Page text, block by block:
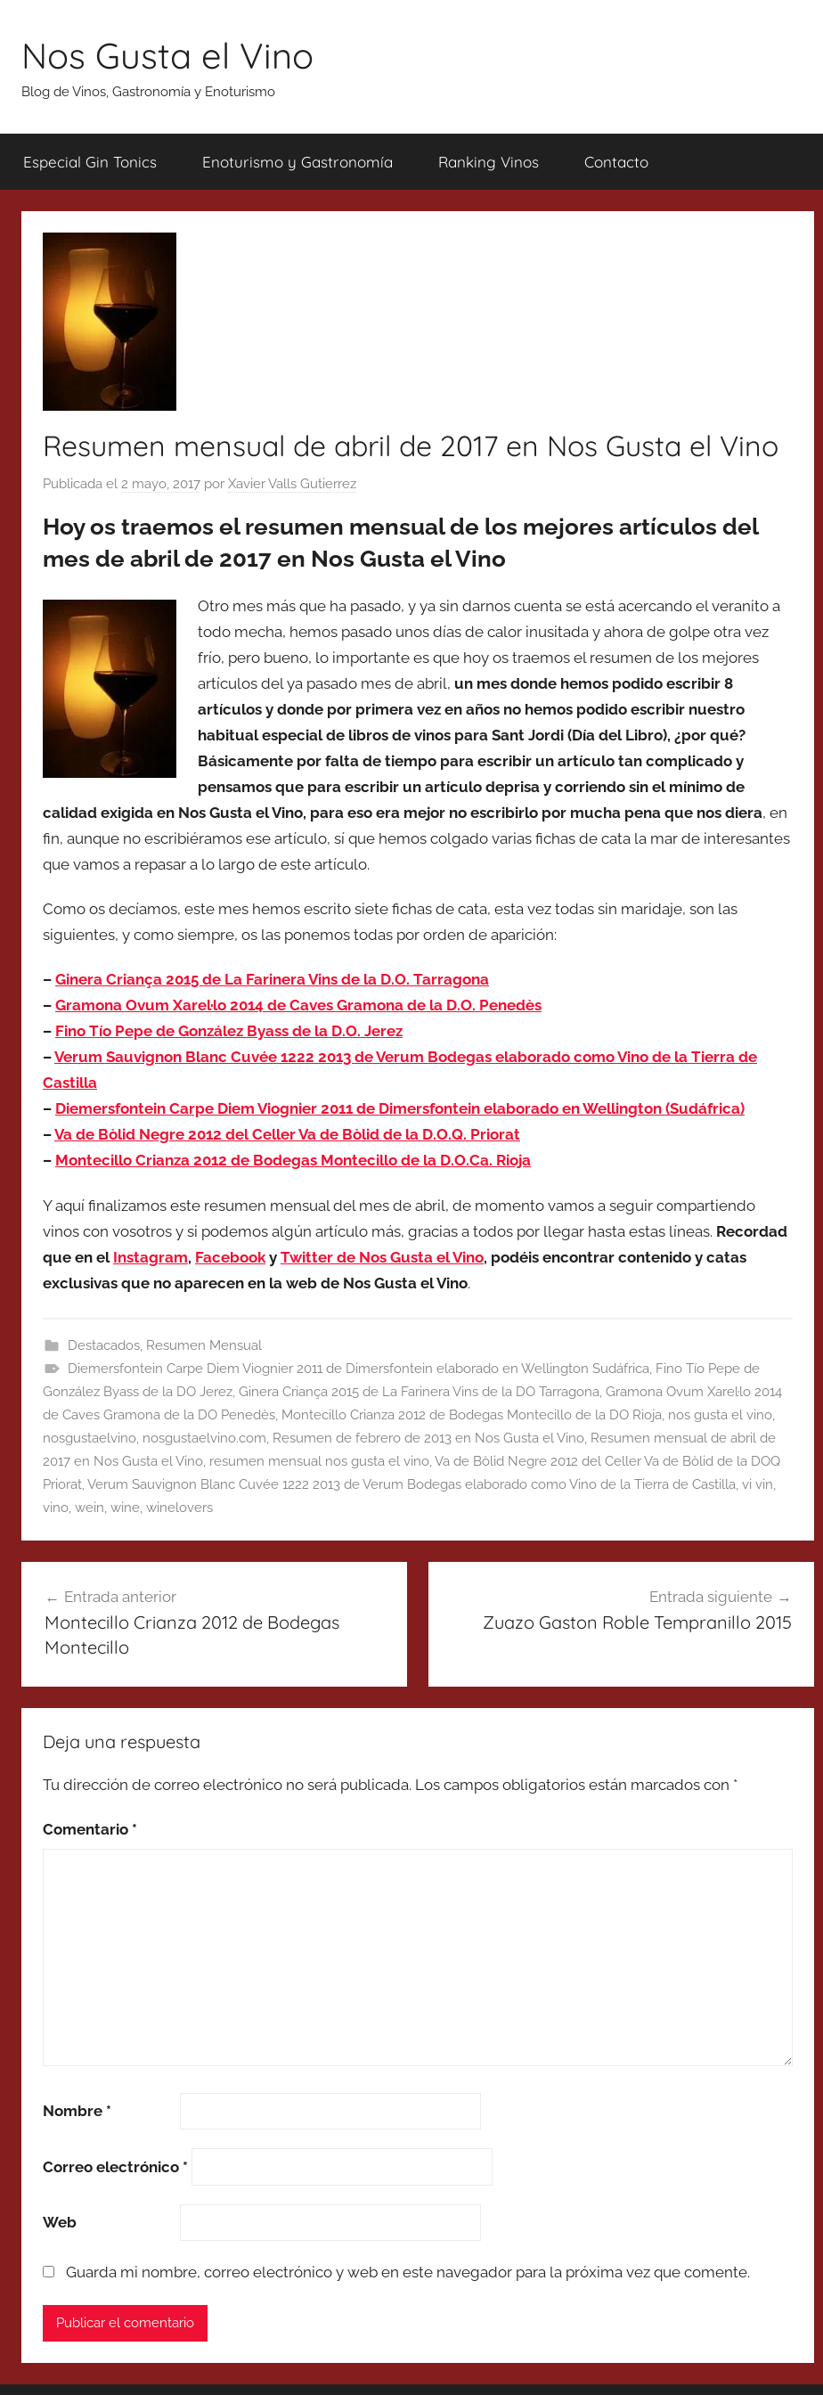
contenido
Nos Gusta el Vino
Blog de Vinos, Gastronomía y Enoturismo
Especial Gin Tonics Enoturismo y Gastronomía Ranking Vinos Contacto
Resumen mensual de abril de 2017 en Nos Gusta el Vino
Publicada el 2 mayo, 2017 por Xavier Valls Gutierrez
Hoy os traemos el resumen mensual de los mejores artículos del
mes de abril de 2017 en Nos Gusta el Vino
Otro mes más que ha pasado, y ya sin darnos cuenta se está acercando el veranito a
todo mecha, hemos pasado unos días de calor inusitada y ahora de golpe otra vez
frío, pero bueno, lo importante es que hoy os traemos el resumen de los mejores
artículos del ya pasado mes de abril, un mes donde hemos podido escribir 8
artículos y donde por primera vez en años no hemos podido escribir nuestro
habitual especial de libros de vinos para Sant Jordi (Día del Libro), ¿por qué?
Básicamente por falta de tiempo para escribir un artículo tan complicado y
pensamos que para escribir un artículo deprisa y corriendo sin el mínimo de
calidad exigida en Nos Gusta el Vino, para eso era mejor no escribirlo por mucha pena que nos diera, en
fin, aunque no escribiéramos ese artículo, sí que hemos colgado varias fichas de cata la mar de interesantes
que vamos a repasar a lo largo de este artículo.
Como os decíamos, este mes hemos escrito siete fichas de cata, esta vez todas sin maridaje, son las
siguientes, y como siempre, os las ponemos todas por orden de aparición:
– Ginera Criança 2015 de La Farinera Vins de la D.O. Tarragona
– Gramona Ovum Xarel·lo 2014 de Caves Gramona de la D.O. Penedès
– Fino Tío Pepe de González Byass de la D.O. Jerez
–Verum Sauvignon Blanc Cuvée 1222 2013 de Verum Bodegas elaborado como Vino de la Tierra de
Castilla
– Diemersfontein Carpe Diem Viognier 2011 de Dimersfontein elaborado en Wellington (Sudáfrica)
–Va de Bòlid Negre 2012 del Celler Va de Bòlid de la D.O.Q. Priorat
– Montecillo Crianza 2012 de Bodegas Montecillo de la D.O.Ca. Rioja
Y aquí finalizamos este resumen mensual del mes de abril, de momento vamos a seguir compartiendo
vinos con vosotros y si podemos algún artículo más, gracias a todos por llegar hasta estas líneas. Recordad
que en el Instagram, Facebook y Twitter de Nos Gusta el Vino, podéis encontrar contenido y catas
exclusivas que no aparecen en la web de Nos Gusta el Vino.
Destacados, Resumen Mensual
Diemersfontein Carpe Diem Viognier 2011 de Dimersfontein elaborado en Wellington Sudáfrica Fino Tío Pepe de
González Byass de la DO Jerez Ginera Criança 2015 de La Farinera Vins de la DO Tarragona Gramona Ovum Xarel·lo 2014
de Caves Gramona de la DO Penedès Montecillo Crianza 2012 de Bodegas Montecillo de la DO Rioja nos gusta el vino
nosgustaelvino nosgustaelvino.com Resumen de febrero de 2013 en Nos Gusta el Vino Resumen mensual de abril de
2017 en Nos Gusta el Vino resumen mensual nos gusta el vino Va de Bòlid Negre 2012 del Celler Va de Bòlid de la DOQ
Priorat Verum Sauvignon Blanc Cuvée 1222 2013 de Verum Bodegas elaborado como Vino de la Tierra de Castilla vi vin
vino wein wine winelovers
de
entradas
Entrada anterior
Montecillo Crianza 2012 de Bodegas
Montecillo
Entrada siguiente
Zuazo Gaston Roble Tempranillo 2015
Deja una respuesta
Tu dirección de correo electrónico no será publicada. Los campos obligatorios están marcados con *
Comentario *
Nombre *
Correo electrónico *
Web
Guarda mi nombre, correo electrónico y web en este navegador para la próxima vez que comente.